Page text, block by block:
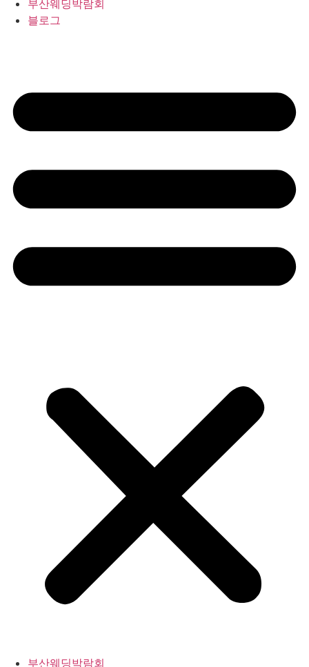
부산웨딩박람회
블로그
부산웨딩박람회